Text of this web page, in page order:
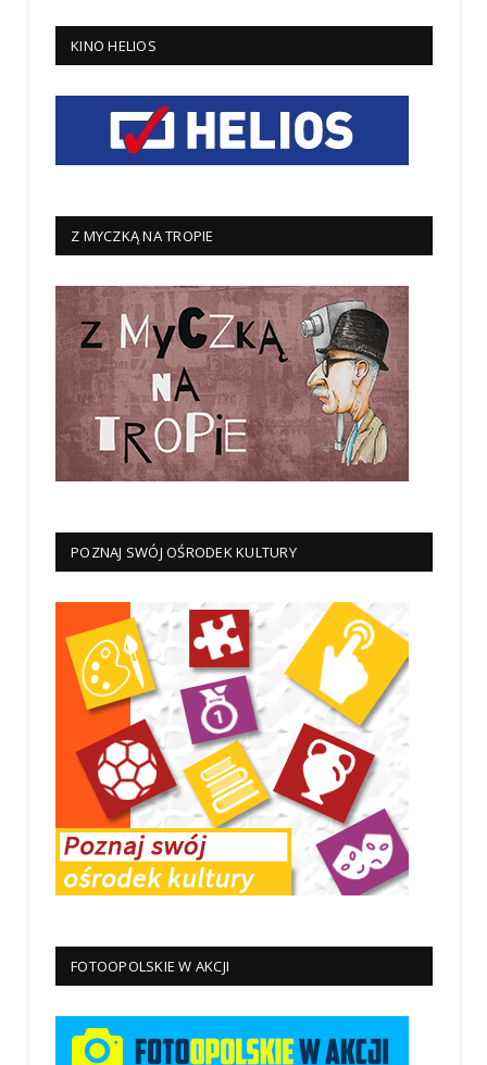
KINO HELIOS
Z MYCZKĄ NA TROPIE
POZNAJ SWÓJ OŚRODEK KULTURY
FOTOOPOLSKIE W AKCJI